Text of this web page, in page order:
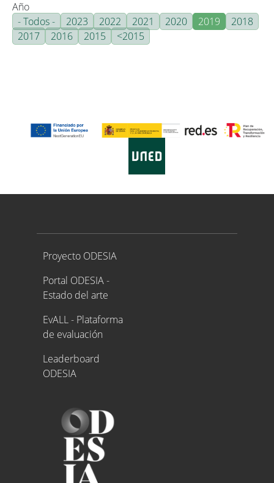
Año
- Todos -
2023 2022 2021 2020 2019
2018
2017
2016 2015 <2015
Proyecto ODESIA
Proyecto ODESIA
Portal ODESIA -
Estado del arte
EvALL - Plataforma
de evaluación
Leaderboard
ODESIA